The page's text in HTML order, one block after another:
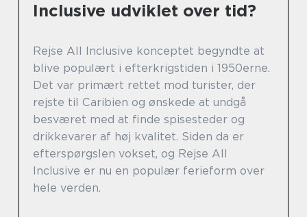
Inclusive udviklet over tid?
Rejse All Inclusive konceptet begyndte at
blive populært i efterkrigstiden i 1950erne.
Det var primært rettet mod turister, der
rejste til Caribien og ønskede at undgå
besværet med at finde spisesteder og
drikkevarer af høj kvalitet. Siden da er
efterspørgslen vokset, og Rejse All
Inclusive er nu en populær ferieform over
hele verden.